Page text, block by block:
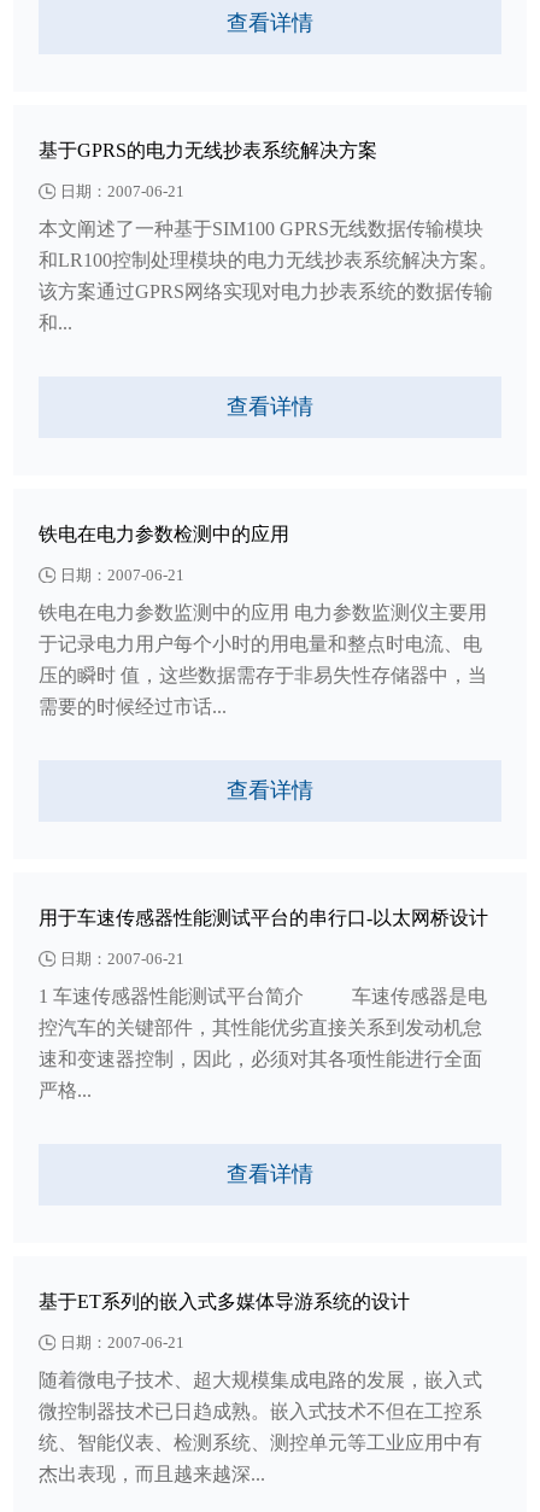
查看详情
基于GPRS的电力无线抄表系统解决方案
日期：2007-06-21
本文阐述了一种基于SIM100 GPRS无线数据传输模块
和LR100控制处理模块的电力无线抄表系统解决方案。
该方案通过GPRS网络实现对电力抄表系统的数据传输
和...
查看详情
铁电在电力参数检测中的应用
日期：2007-06-21
铁电在电力参数监测中的应用 电力参数监测仪主要用
于记录电力用户每个小时的用电量和整点时电流、电
压的瞬时 值，这些数据需存于非易失性存储器中，当
需要的时候经过市话...
查看详情
用于车速传感器性能测试平台的串行口-以太网桥设计
日期：2007-06-21
1 车速传感器性能测试平台简介 车速传感器是电
控汽车的关键部件，其性能优劣直接关系到发动机怠
速和变速器控制，因此，必须对其各项性能进行全面
严格...
查看详情
基于ET系列的嵌入式多媒体导游系统的设计
日期：2007-06-21
随着微电子技术、超大规模集成电路的发展，嵌入式
微控制器技术已日趋成熟。嵌入式技术不但在工控系
统、智能仪表、检测系统、测控单元等工业应用中有
杰出表现，而且越来越深...